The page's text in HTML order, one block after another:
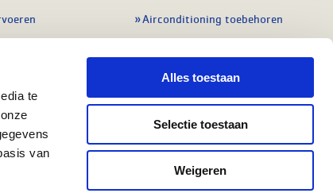
te
van
Alles toestaan
Selectie toestaan
Weigeren
Airconditioning toebehoren
Regelapparatuur
Alle koeling